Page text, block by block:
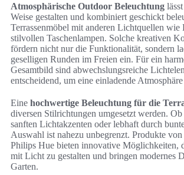
Atmosphärische Outdoor Beleuchtung
Weise gestalten und kombiniert geschickt
Terrassenmöbel mit anderen Lichtquellen wie
stilvollen Taschenlampen. Solche kreativen
fördern nicht nur die Funktionalität, sondern
geselligen Runden im Freien ein. Für ein
Gesamtbild sind abwechslungsreiche
entscheidend, um eine einladende
Eine hochwertige Beleuchtung für die
diversen Stilrichtungen umgesetzt werden.
sanften Lichtakzenten oder lebhaft durch
Auswahl ist nahezu unbegrenzt. Produkte
Philips Hue bieten innovative Möglichkeiten,
mit Licht zu gestalten und bringen modernes
Garten.